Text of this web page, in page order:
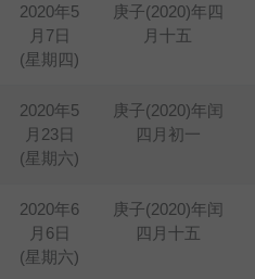
2020年5
月7日
(星期四)
庚子(2020)年四
月十五
2020年5
月23日
(星期六)
庚子(2020)年闰
四月初一
2020年6
月6日
(星期六)
庚子(2020)年闰
四月十五